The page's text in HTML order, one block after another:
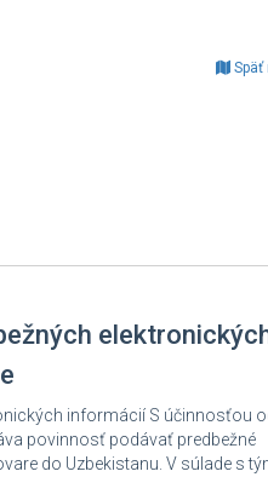
Späť
informácií S účinnosťou
povinnosť podávať predbežné
do Uzbekistanu. V súlade s